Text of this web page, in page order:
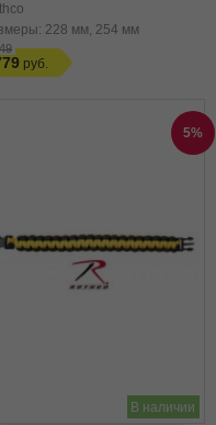
228 мм 254 мм
5%
В наличии